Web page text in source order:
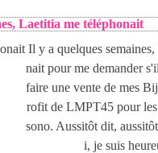
Laetitia me téléphonait
Il y a quelques
nait pour me demander
faire une vente de mes
rofit de LMPT45 pour les
sono. Aussitôt dit,
i, je suis